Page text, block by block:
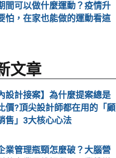
間可以做什麼運動？疫情升
怕，在家也能做的運動看這
文章
設計接案】為什麼提案總是
價?頂尖設計師都在用的「顧
售」3大核心心法
業管理瓶頸怎麼破？大腦營